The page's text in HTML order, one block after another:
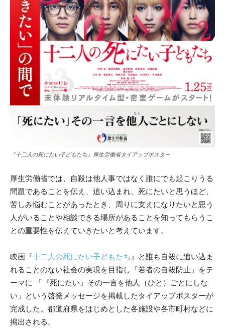
『十二人の死にたい子どもたち』厚生労働省タイアップポスター
厚生労働省では、自殺は他人事ではなく誰にでも起こりうる
問題であることを伝え、追い込まれ、死にたいと思うほど、
苦しみ悩むことがあったとき、周りに支えになりたいと思う
人がいることや相談できる場所があることを知ってもらうこ
との重要性を伝えていきたいと考えています。
映画『十二人の死にたい子どもたち 』と誰も自殺に追い込ま
れることのない社会の実現を目指し「若者の自殺防止」をテ
ーマに 「『死にたい』その一言を他人（ひと）ごとにしな
い」という啓発メッセージを掲載したタイアップポスターが
完成した。都道府県をはじめとした各施設や各市町村などに
掲出される。